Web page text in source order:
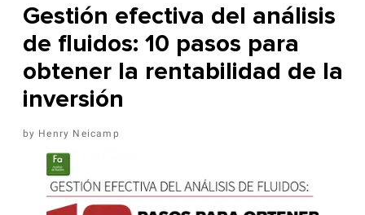
Gestión efectiva del análisis
de fluidos: 10 pasos para
obtener la rentabilidad de la
inversión
Henry Neicamp